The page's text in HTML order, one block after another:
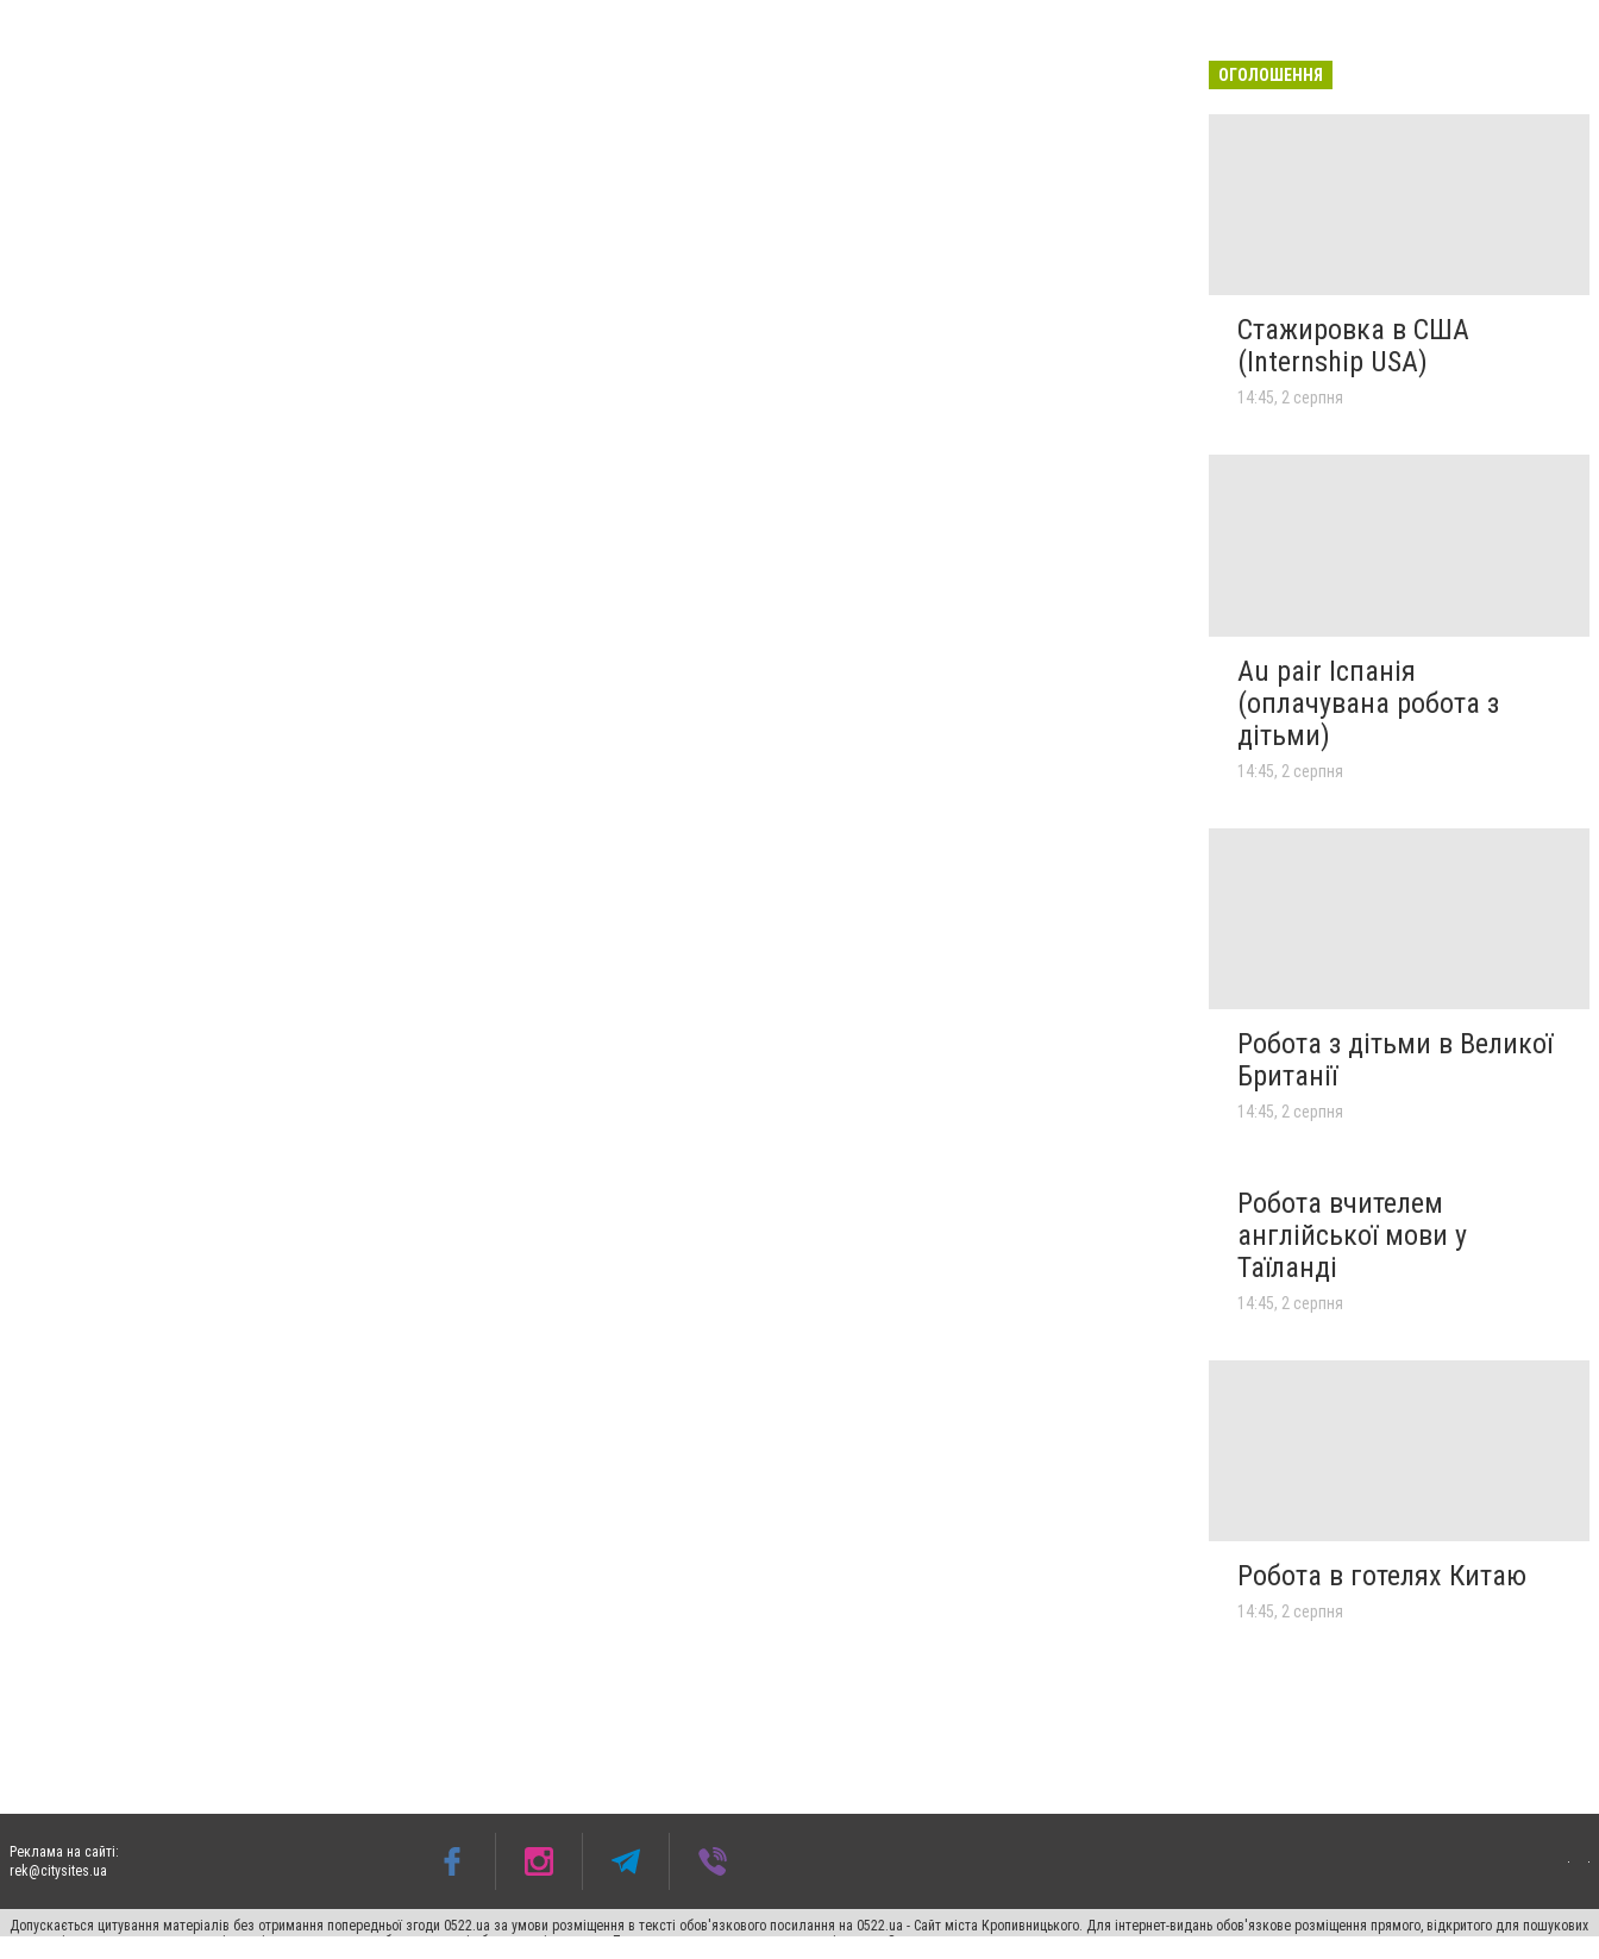
ОГОЛОШЕННЯ
Стажировка в США
(Internship USA)
14:45, 2 серпня
Au pair Іспанія
(оплачувана робота з
дітьми)
14:45, 2 серпня
Робота з дітьми в Великої
Британії
14:45, 2 серпня
Робота вчителем
англійської мови у
Таїланді
14:45, 2 серпня
Робота в готелях Китаю
14:45, 2 серпня
Реклама на сайті:
rek@citysites.ua
Допускається цитування матеріалів без отримання попередньої згоди 0522.ua за умови розміщення в тексті обов'язкового посилання на 0522.ua - Сайт міста Кропивницького. Для інтернет-видань обов'язкове розміщення прямого, відкритого для пошукових
систем гіперпосилання на цитовані статті не нижче другого абзацу в тексті або в якості джерела. Порушення виняткових прав переслідується Законом.